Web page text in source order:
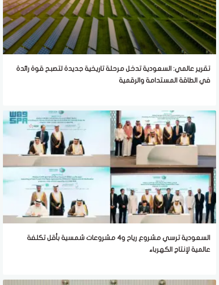
تقرير عالمي: السعودية تدخل مرحلة تاريخية جديدة لتصبح قوة رائدة
في الطاقة المستدامة والرقمية
السعودية ترسي مشروع رياح و4 مشروعات شمسية بأقل تكلفة
عالمية لإنتاج الكهرباء